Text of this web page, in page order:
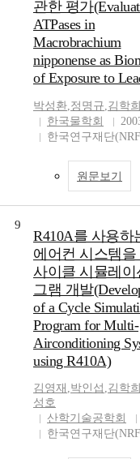
관한 평가
ATPases in
Macrobrachium
nipponense as
of Exposure to
박성환,정명규,김학
한국물학회
한국연구재단
원문보기
9
R410A를 사용하
에어컨 시스템을
사이클 시뮬레이
그램 개발
of a Cycle
Program for Multi-
Airconditioning
using R410A)
김영재 ,박인섭 ,김학
성호
산학기술공학회
한국연구재단